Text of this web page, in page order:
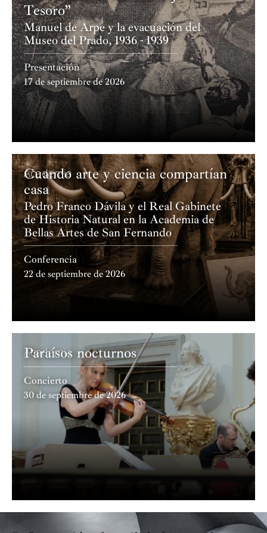
Tesoro”
Manuel de Arpe y la evacuación del
Museo del Prado, 1936 - 1939
Presentación
17 de septiembre de 2026
Academia
Cuando arte y ciencia compartían
casa
Pedro Franco Dávila y el Real Gabinete
de Historia Natural en la Academia de
Bellas Artes de San Fernando
Conferencia
22 de septiembre de 2026
Academia
Paraísos nocturnos
Concierto
30 de septiembre de 2026